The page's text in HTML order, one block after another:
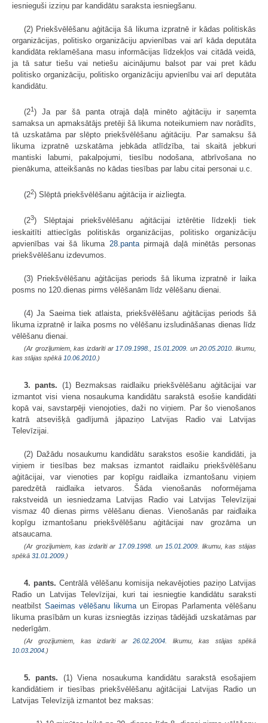
iesnieguši izziņu par kandidātu saraksta iesniegšanu.
(2) Priekšvēlēšanu aģitācija šā likuma izpratnē ir kādas politiskās
organizācijas, politisko organizāciju apvienības vai arī kāda deputāta
kandidāta reklamēšana masu informācijas līdzekļos vai citādā veidā,
ja tā satur tiešu vai netiešu aicinājumu balsot par vai pret kādu
politisko organizāciju, politisko organizāciju apvienību vai arī deputāta
kandidātu.
(21) Ja par šā panta otrajā daļā minēto aģitāciju ir saņemta
samaksa un apmaksātājs pretēji šā likuma noteikumiem nav norādīts,
tā uzskatāma par slēpto priekšvēlēšanu aģitāciju. Par samaksu šā
likuma izpratnē uzskatāma jebkāda atlīdzība, tai skaitā jebkuri
mantiski labumi, pakalpojumi, tiesību nodošana, atbrīvošana no
pienākuma, atteikšanās no kādas tiesības par labu citai personai u.c.
(22) Slēptā priekšvēlēšanu aģitācija ir aizliegta.
(23) Slēptajai priekšvēlēšanu aģitācijai iztērētie līdzekļi tiek
ieskaitīti attiecīgās politiskās organizācijas, politisko organizāciju
apvienības vai šā likuma 28.pantapirmajā daļā minētās personas
priekšvēlēšanu izdevumos.
(3) Priekšvēlēšanu aģitācijas periods šā likuma izpratnē ir laika
posms no 120.dienas pirms vēlēšanām līdz vēlēšanu dienai.
(4) Ja Saeima tiek atlaista, priekšvēlēšanu aģitācijas periods šā
likuma izpratnē ir laika posms no vēlēšanu izsludināšanas dienas līdz
vēlēšanu dienai.
(Ar grozījumiem, kas izdarīti ar 17.09.1998. 15.01.2009. un20.05.2010 . likumu,
kas stājas spēkā 10.06.2010. )
3. pants. (1) Bezmaksas raidlaiku priekšvēlēšanu aģitācijai var
izmantot visi viena nosaukuma kandidātu sarakstā esošie kandidāti
kopā vai, savstarpēji vienojoties, daži no viņiem. Par šo vienošanos
katrā atsevišķā gadījumā jāpaziņo Latvijas Radio vai Latvijas
Televīzijai.
(2) Dažādu nosaukumu kandidātu sarakstos esošie kandidāti, ja
viņiem ir tiesības bez maksas izmantot raidlaiku priekšvēlēšanu
aģitācijai, var vienoties par kopīgu raidlaika izmantošanu viņiem
paredzētā raidlaika ietvaros. Šāda vienošanās noformējama
rakstveidā un iesniedzama Latvijas Radio vai Latvijas Televīzijai
vismaz 40 dienas pirms vēlēšanu dienas. Vienošanās par raidlaika
kopīgu izmantošanu priekšvēlēšanu aģitācijai nav grozāma un
atsaucama.
(Ar grozījumiem, kas izdarīti ar 17.09.1998. un 15.01.2009 . likumu, kas stājas
spēkā 31.01.2009. )
4. pants. Centrālā vēlēšanu komisija nekavējoties paziņo Latvijas
Radio un Latvijas Televīzijai, kuri tai iesniegtie kandidātu saraksti
neatbilst Saeimas vēlēšanu likuma un Eiropas Parlamenta vēlēšanu
likuma prasībām un kuras izsniegtās izziņas tādējādi uzskatāmas par
nederīgām.
(Ar grozījumiem, kas izdarīti ar26.02.2004 . likumu, kas stājas spēkā
10.03.2004. )
5. pants. (1) Viena nosaukuma kandidātu sarakstā esošajiem
kandidātiem ir tiesības priekšvēlēšanu aģitācijai Latvijas Radio un
Latvijas Televīzijā izmantot bez maksas: